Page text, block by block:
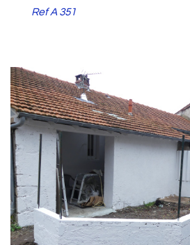
RefA 351